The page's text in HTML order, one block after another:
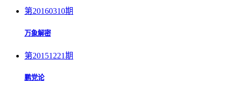
第20160310期
万象解密
第20151221期
鹏党论